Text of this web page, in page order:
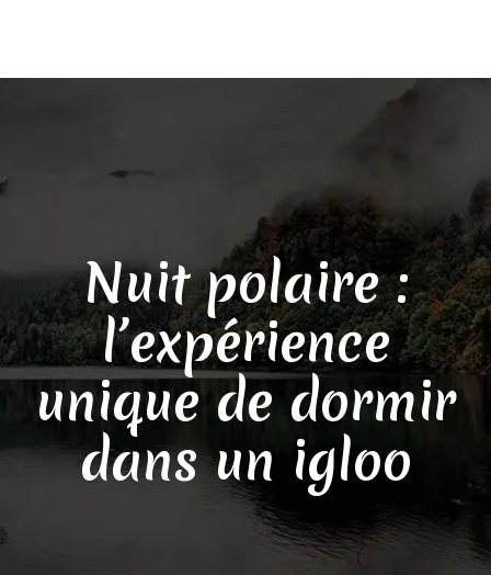
Nuit polaire :
l’expérience
unique de dormir
dans un igloo